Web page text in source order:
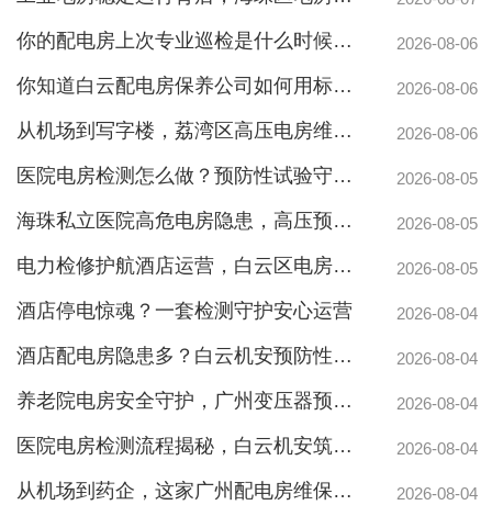
你的配电房上次专业巡检是什么时候？白云配电房巡检公司告诉你定期检测有多重要 2026-08-06
你知道白云配电房保养公司如何用标准化流程守护企业电力安全吗？ 2026-08-06
从机场到写字楼，荔湾区高压电房维保公司如何守护电力生命线 2026-08-06
医院电房检测怎么做？预防性试验守护生命线不停摆 2026-08-05
海珠私立医院高危电房隐患，高压预防性试验守护生命线 2026-08-05
电力检修护航酒店运营，白云区电房托管公司实力护航地标建筑 2026-08-05
酒店停电惊魂？一套检测守护安心运营 2026-08-04
酒店配电房隐患多？白云机安预防性检测全解析 2026-08-04
养老院电房安全守护，广州变压器预防性测验护航疏散通道 2026-08-04
医院电房检测流程揭秘，白云机安筑牢生命防线 2026-08-04
从机场到药企，这家广州配电房维保公司凭什么赢得园区信赖 2026-08-04
广州配电房维保案例|防备重伤事故